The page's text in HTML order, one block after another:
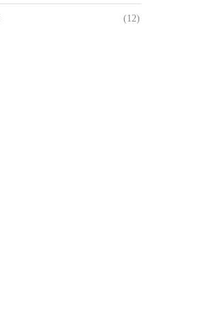
(12)